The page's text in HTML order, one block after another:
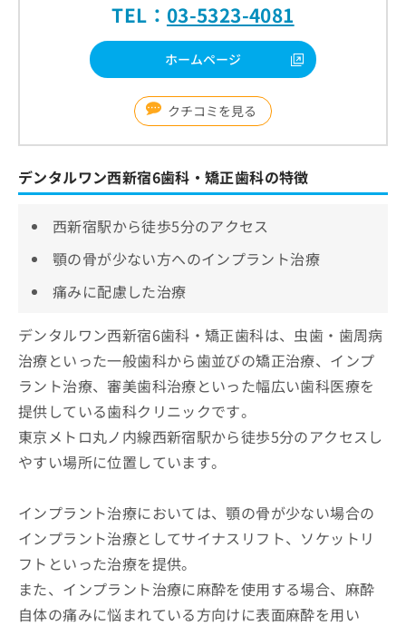
TEL： 03-5323-4081
ホームページ
クチコミを見る
デンタルワン西新宿6歯科・矯正歯科の特徴
西新宿駅から徒歩5分のアクセス
顎の骨が少ない方へのインプラント治療
痛みに配慮した治療
デンタルワン西新宿6歯科・矯正歯科は、虫歯・歯周病
治療といった一般歯科から歯並びの矯正治療、インプ
ラント治療、審美歯科治療といった幅広い歯科医療を
提供している歯科クリニックです。
東京メトロ丸ノ内線西新宿駅から徒歩5分のアクセスし
やすい場所に位置しています。
インプラント治療においては、顎の骨が少ない場合の
インプラント治療としてサイナスリフト、ソケットリ
フトといった治療を提供。
また、インプラント治療に麻酔を使用する場合、麻酔
自体の痛みに悩まれている方向けに表面麻酔を用い